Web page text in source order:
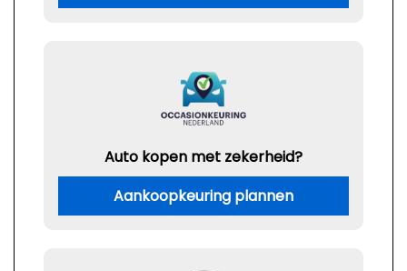
Auto kopen met zekerheid?
Aankoopkeuring plannen